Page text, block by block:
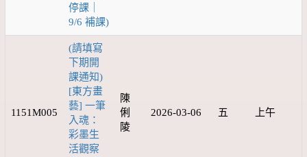
停課｜
9/6 補課)
1151M005
(請填寫
下期開
課通知)
[東方畫
藝] 一筆
入魂：
彩墨生
活觀察
陳
俐
陵
2026-03-06 五 上午